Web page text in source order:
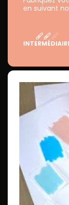
en suivant